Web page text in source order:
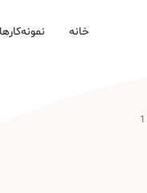
خانه نمونه‌کارها